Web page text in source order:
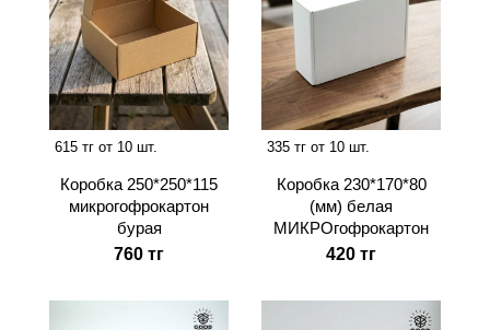
615 тг от 10 шт.
Коробка 250*250*115
микрогофрокартон
бурая
760 тг
335 тг от 10 шт.
Коробка 230*170*80
(мм) белая
МИКРОгофрокартон
420 тг